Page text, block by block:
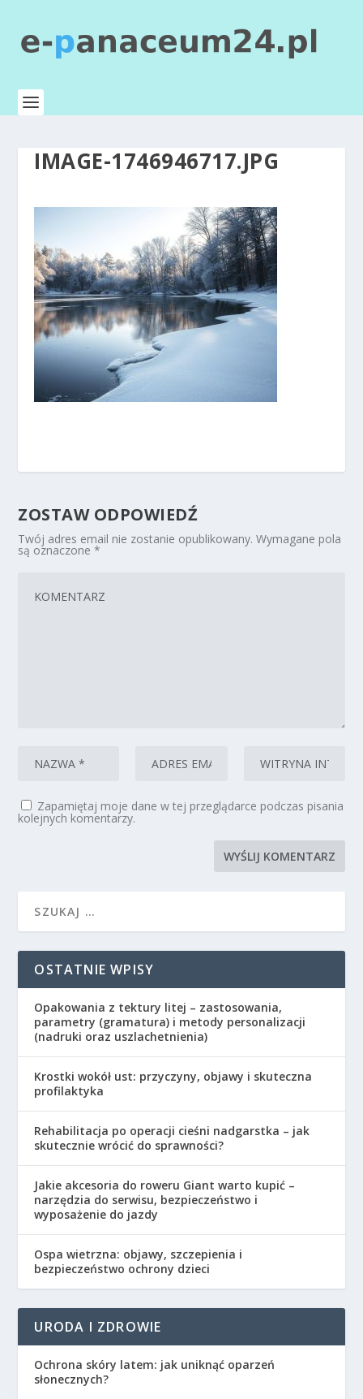
IMAGE-1746946717.JPG
ZOSTAW ODPOWIEDŹ
Twój adres email nie zostanie opublikowany. Wymagane pola
są oznaczone*
Zapamiętaj moje dane w tej przeglądarce podczas pisania
kolejnych komentarzy.
OSTATNIE WPISY
Opakowania z tektury litej – zastosowania,
parametry (gramatura) i metody personalizacji
(nadruki oraz uszlachetnienia)
Krostki wokół ust: przyczyny, objawy i skuteczna
profilaktyka
Rehabilitacja po operacji cieśni nadgarstka – jak
skutecznie wrócić do sprawności?
Jakie akcesoria do roweru Giant warto kupić –
narzędzia do serwisu, bezpieczeństwo i
wyposażenie do jazdy
Ospa wietrzna: objawy, szczepienia i
bezpieczeństwo ochrony dzieci
URODA I ZDROWIE
Ochrona skóry latem: jak uniknąć oparzeń
słonecznych?